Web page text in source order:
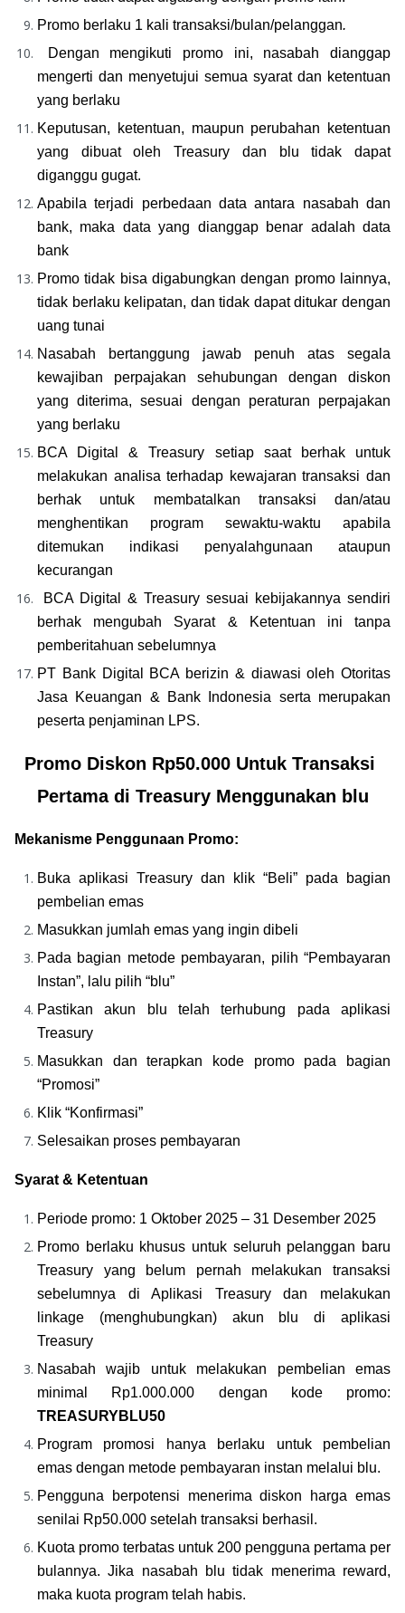
Promo berlaku 1 kali transaksi/bulan/pelanggan.
Dengan mengikuti promo ini, nasabah dianggap
mengerti dan menyetujui semua syarat dan ketentuan
yang berlaku
Keputusan, ketentuan, maupun perubahan ketentuan
yang dibuat oleh Treasury dan blu tidak dapat
diganggu gugat.
Apabila terjadi perbedaan data antara nasabah dan
bank, maka data yang dianggap benar adalah data
bank
Promo tidak bisa digabungkan dengan promo lainnya,
tidak berlaku kelipatan, dan tidak dapat ditukar dengan
uang tunai
Nasabah bertanggung jawab penuh atas segala
kewajiban perpajakan sehubungan dengan diskon
yang diterima, sesuai dengan peraturan perpajakan
yang berlaku
BCA Digital & Treasury setiap saat berhak untuk
melakukan analisa terhadap kewajaran transaksi dan
berhak untuk membatalkan transaksi dan/atau
menghentikan program sewaktu-waktu apabila
ditemukan indikasi penyalahgunaan ataupun
kecurangan
BCA Digital & Treasury sesuai kebijakannya sendiri
berhak mengubah Syarat & Ketentuan ini tanpa
pemberitahuan sebelumnya
PT Bank Digital BCA berizin & diawasi oleh Otoritas
Jasa Keuangan & Bank Indonesia serta merupakan
peserta penjaminan LPS.
Promo Diskon Rp50.000 Untuk Transaksi
Pertama di Treasury Menggunakan blu
Mekanisme Penggunaan Promo:
Buka aplikasi Treasury dan klik “Beli” pada bagian
pembelian emas
Masukkan jumlah emas yang ingin dibeli
Pada bagian metode pembayaran, pilih “Pembayaran
Instan”, lalu pilih “blu”
Pastikan akun blu telah terhubung pada aplikasi
Treasury
Masukkan dan terapkan kode promo pada bagian
“Promosi”
Klik “Konfirmasi”
Selesaikan proses pembayaran
Syarat & Ketentuan
Periode promo: 1 Oktober 2025 – 31 Desember 2025
Promo berlaku khusus untuk seluruh pelanggan baru
Treasury yang belum pernah melakukan transaksi
sebelumnya di Aplikasi Treasury dan melakukan
linkage (menghubungkan) akun blu di aplikasi
Treasury
Nasabah wajib untuk melakukan pembelian emas
TREASURYBLU50
Program promosi hanya berlaku untuk pembelian
emas dengan metode pembayaran instan melalui blu.
Pengguna berpotensi menerima diskon harga emas
senilai Rp50.000 setelah transaksi berhasil.
Kuota promo terbatas untuk 200 pengguna pertama per
bulannya. Jika nasabah blu tidak menerima reward,
maka kuota program telah habis.